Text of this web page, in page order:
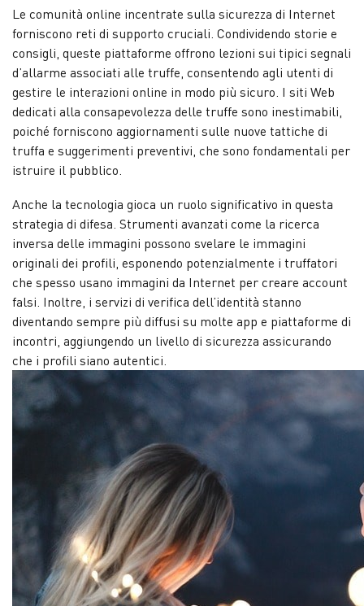
Le comunità online incentrate sulla sicurezza di Internet
forniscono reti di supporto cruciali. Condividendo storie e
consigli, queste piattaforme offrono lezioni sui tipici segnali
d’allarme associati alle truffe, consentendo agli utenti di
gestire le interazioni online in modo più sicuro. I siti Web
dedicati alla consapevolezza delle truffe sono inestimabili,
poiché forniscono aggiornamenti sulle nuove tattiche di
truffa e suggerimenti preventivi, che sono fondamentali per
istruire il pubblico.
Anche la tecnologia gioca un ruolo significativo in questa
strategia di difesa. Strumenti avanzati come la ricerca
inversa delle immagini possono svelare le immagini
originali dei profili, esponendo potenzialmente i truffatori
che spesso usano immagini da Internet per creare account
falsi. Inoltre, i servizi di verifica dell’identità stanno
diventando sempre più diffusi su molte app e piattaforme di
incontri, aggiungendo un livello di sicurezza assicurando
che i profili siano autentici.